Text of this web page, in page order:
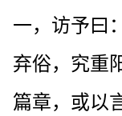
一，访予曰
弃俗，究重
篇章，或以